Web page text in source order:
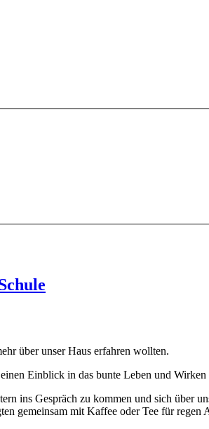
über unser Haus erfahren wollten.
Einblick in das bunte Leben und Wirken
ins Gespräch zu kommen und sich über
gemeinsam mit Kaffee oder Tee für regen